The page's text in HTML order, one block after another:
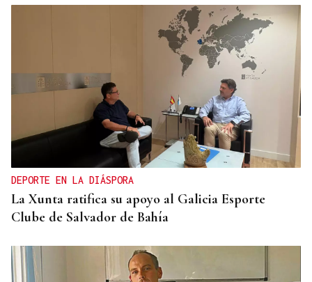
CRISIS HUMANITARIA
La Policía Nacional inicia el triaje de los migrantes
que quedan en Ceuta tras la entrada masiva
DEPORTE EN LA DIÁSPORA
La Xunta ratifica su apoyo al Galicia Esporte
Clube de Salvador de Bahía